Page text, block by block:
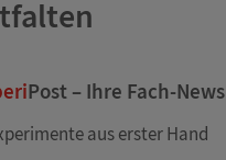
Post – Ihre Fach-News
aus erster Hand